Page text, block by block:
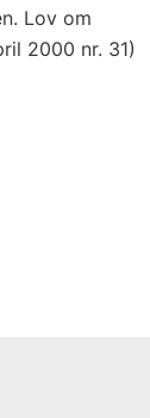
Lov om
2000 nr. 31)